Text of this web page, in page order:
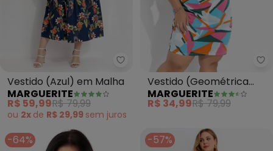
Marguerite - Vestido (Azul) em
Vestido (Azul) em Malha
MARGUERITE
R$ 59,99R$ 79,99
ou 2x de R$ 29,99 sem juros
Vestido (Geométrica
Azul) em Malha
MARGUERITE
R$ 34,99R$ 79,99
-64% -57%